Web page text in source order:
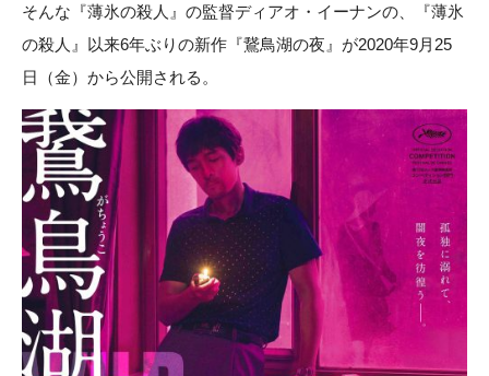
そんな『薄氷の殺人』の監督ディアオ・イーナンの、『薄氷
の殺人』以来6年ぶりの新作『鵞鳥湖の夜』が2020年9月25
日（金）から公開される。